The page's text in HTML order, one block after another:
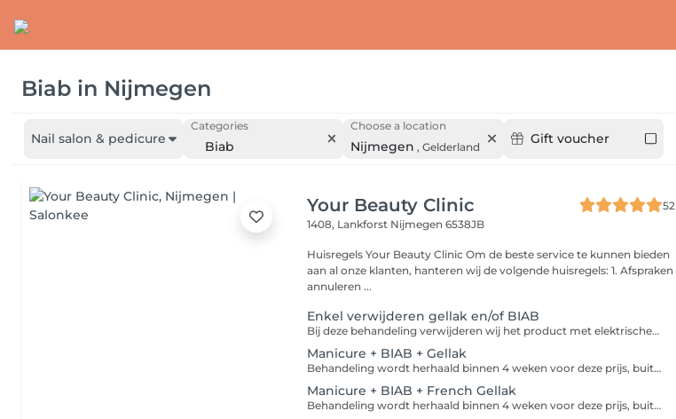
Biab in Nijmegen
Nail salon & pedicure
Categories
Biab
Choose a location
Nijmegen , Gelderland
Gift voucher
Your Beauty Clinic
52
1408, Lankforst Nijmegen 6538JB
Huisregels Your Beauty Clinic Om de beste service te kunnen bieden
aan al onze klanten, hanteren wij de volgende huisregels: 1. Afspraken
annuleren ...
Enkel verwijderen gellak en/of BIAB
Bij deze behandeling verwijderen wij het product met elektrische frees en vijlen de nagels in gewenste vorm. Hierna verzorgen wij de nagels en handen met handcrème/nagelriemolie (van Dadi'óil)
Manicure + BIAB + Gellak
Behandeling wordt herhaald binnen 4 weken voor deze prijs, buiten deze termijn komen extra kosten *5weken +€10,-* 6weken +€14. Heb je nog Gellak/BIAB/Acryl of andere product gezet door andere salon, boek dan verwijderen+ je gewenste behandeling bij ons. Manicure behandeling met elektrische frees voor de perfecte manicure, aan het einde worden de nagels/handen verzorgd met handcrème/nagelriemolie(van Dadi'óil). Wij gebruiken bij elke klant een nieuwe vijl (i.v.m. hygiëne).
Manicure + BIAB + French Gellak
Behandeling wordt herhaald binnen 4 weken voor deze prijs, buiten deze termijn komen extra kosten *5weken +€10,-* 6weken +€14. Heb je nog Gellak/BIAB/Acryl of andere product gezet door andere salon, boek dan verwijderen+ je gewenste behandeling bij ons. Manicure behandeling met elektrische frees voor de perfecte manicure, aan het einde worden de nagels/handen verzorgd met handcrème/nagelriemolie(van Dadi'óil). Wij gebruiken bij elke klant een nieuwe vijl (i.v.m. hygiëne).